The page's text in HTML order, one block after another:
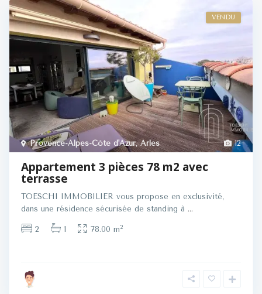
12
Provence-Alpes-Côte d'Azur,Arles
VENDU
Appartement 3 pièces 78 m2 avec
terrasse
TOESCHI IMMOBILIER vous propose en exclusivité,
dans une résidence sécurisée de standing à ...
2 1 78.00 m2